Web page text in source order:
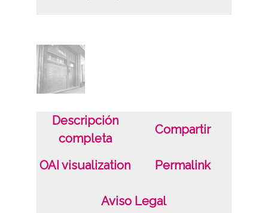
Fecha
19760201
1976 a 1982 (Atribuida)
Descripción
completa
Compartir
OAI visualization Permalink
Aviso Legal